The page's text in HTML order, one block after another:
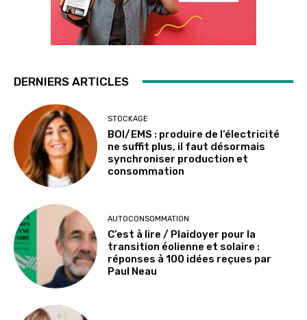
DERNIERS ARTICLES
STOCKAGE
BOI/EMS : produire de l’électricité
ne suffit plus, il faut désormais
synchroniser production et
consommation
AUTOCONSOMMATION
C’est à lire / Plaidoyer pour la
transition éolienne et solaire :
réponses à 100 idées reçues par
Paul Neau